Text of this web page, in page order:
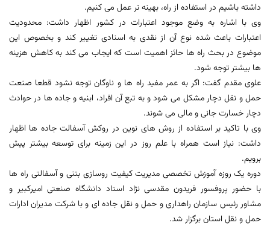
داشته باشیم در استفاده از راه، بهینه تر عمل می کنیم.
وی با اشاره به وضع موجود اعتبارات در کشور اظهار داشت: محدودیت
اعتبارات باعث شده نوع آن از نقدی به اسنادی تغییر کند و بخصوص این
موضوع در بحث راه ها حائز اهمیت است که ایجاب می کند به کاهش هزینه
ها بیشتر توجه شود.
علوی مقدم گفت: اگر به عمر مفید راه ها و ناوگان توجه نشود قطعا صنعت
حمل و نقل دچار مشکل می شود و به تبع آن افراد، ابنیه و جاده ها در حوادث
دچار خسارت جانی و مالی می شوند.
وی با تاکید بر استفاده از روش های نوین در روکش آسفالت جاده ها اظهار
داشت: نیاز است همراه با علم روز در این زمینه برای توسعه بیشتر پیش
برویم.
دوره یک روزه آموزش تخصصی مدیریت کیفیت روسازی بتنی و آسفالتی راه ها
با حضور پروفسور فریدون مقدسی نژاد استاد دانشگاه صنعتی امیرکبیر و
مشاور رئیس سازمان راهداری و حمل و نقل جاده ای و با شرکت مدیران ادارات
حمل و نقل استان برگزار شد.